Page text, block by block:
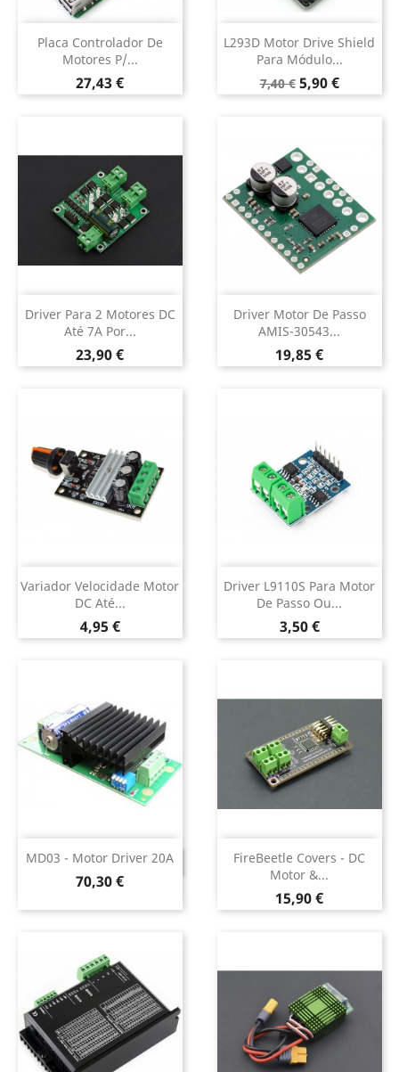
Placa Controlador De
Motores P/...
Preço
27,43 €
L293D Motor Drive Shield
Para Módulo...
Preço
normal
7,40 € Preço
5,90 €
Driver Para 2 Motores DC
Até 7A Por...
Preço
23,90 €
Driver Motor De Passo
AMIS-30543...
Preço
19,85 €
Variador Velocidade Motor
DC Até...
Preço
4,95 €
Driver L9110S Para Motor
De Passo Ou...
Preço
3,50 €
MD03 - Motor Driver 20A
Preço
70,30 €
DESCONTINUADO
FireBeetle Covers - DC
Motor &...
Preço
15,90 €